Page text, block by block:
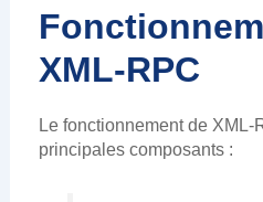
XML-RPC
Le fonctionnement de XML-
principales composants :